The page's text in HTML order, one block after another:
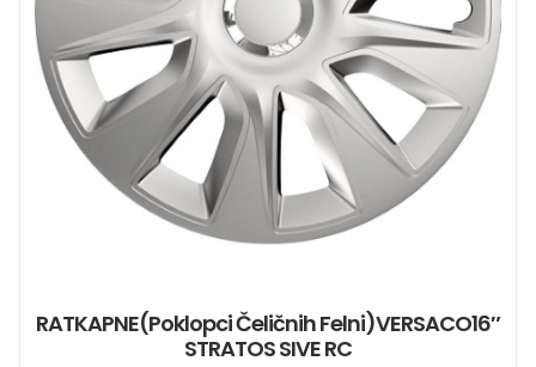
RATKAPNE(poklopci Čeličnih Felni)VERSACO16″
STRATOS SIVE RC